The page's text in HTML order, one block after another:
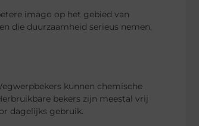
imago op het gebied van
die duurzaamheid serieus nemen,
kunnen chemische
bekers zijn meestal vrij
dagelijks gebruik.